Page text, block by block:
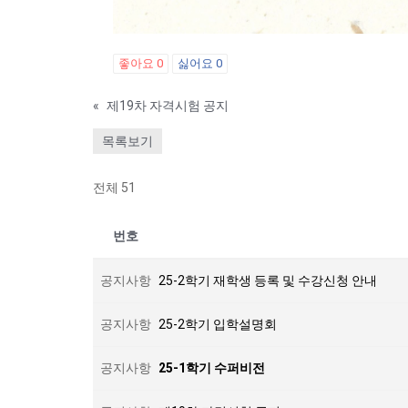
좋아요 0 싫어요 0
« 제19차 자격시험 공지
목록보기
전체 51
번호
공지사항 25-2학기 재학생 등록 및 수강신청 안내
공지사항 25-2학기 입학설명회
공지사항 25-1학기 수퍼비전